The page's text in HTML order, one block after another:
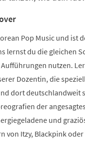
Pop Music und ist
lernst du die gleichen
nutzen.
Dozentin, die
dort deutschlandweit
der
und
von Itzy, Blackpink